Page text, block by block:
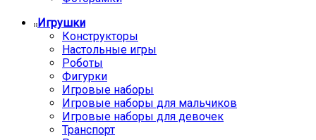
Игрушки
Конструкторы
Настольные игры
Роботы
Фигурки
Игровые наборы
Игровые наборы для мальчиков
Игровые наборы для девочек
Транспорт